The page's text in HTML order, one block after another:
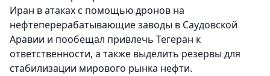
Иран в атаках с помощью дронов на
нефтеперерабатывающие заводы в Саудовской
Аравии и пообещал привлечь Тегеран к
ответственности, а также выделить резервы для
стабилизации мирового рынка нефти.